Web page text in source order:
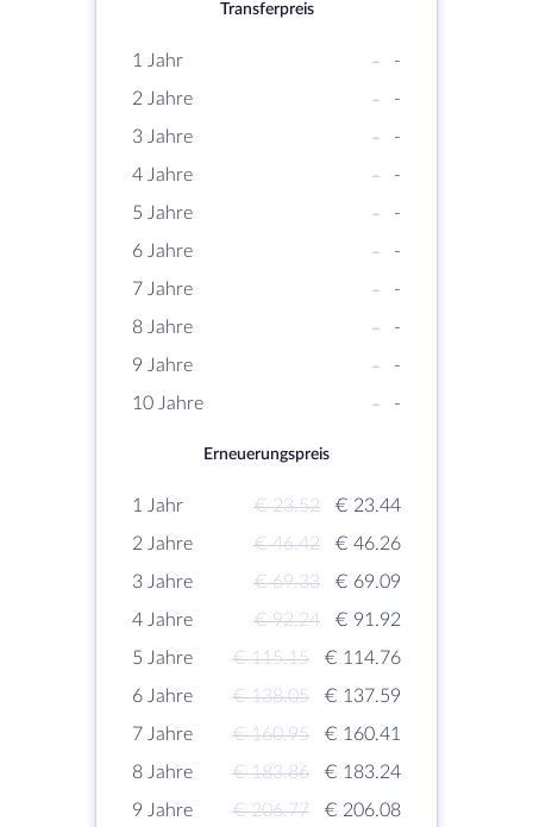
Transferpreis
1 Jahr -
-
2 Jahre
-
-
3 Jahre
-
-
4 Jahre
-
-
5 Jahre
-
-
6 Jahre
-
-
7 Jahre
-
-
8 Jahre
-
-
9 Jahre
-
-
10 Jahre
- -
Erneuerungspreis
1 Jahr € 23.52
€ 23.44
2 Jahre
€ 46.42
€ 46.26
3 Jahre
€ 69.33
€ 69.09
4 Jahre
€ 92.24
€ 91.92
5 Jahre
€ 115.15
€ 114.76
6 Jahre
€ 138.05
€ 137.59
7 Jahre
€ 160.95
€ 160.41
8 Jahre
€ 183.86
€ 183.24
9 Jahre
€ 206.77
€ 206.08